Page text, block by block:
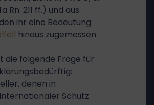
Rn. 211 ff.) und aus
ihr eine Bedeutung
hinaus zugemessen
die folgende Frage für
denen in
Schutz